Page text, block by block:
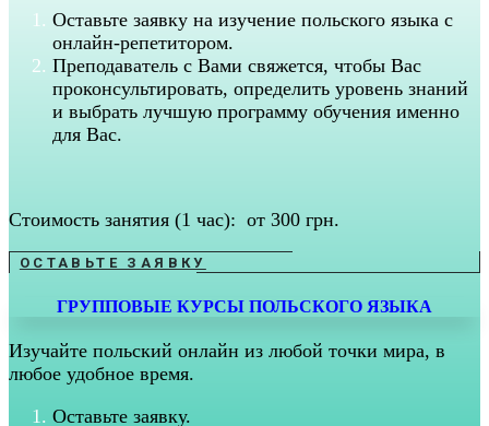
Оставьте заявку на изучение польского языка с
онлайн-репетитором.
Преподаватель с Вами свяжется, чтобы Вас
проконсультировать, определить уровень знаний
и выбрать лучшую программу обучения именно
для Вас.
Стоимость занятия (1 час): от 300 грн.
ОСТАВЬТЕ ЗАЯВКУ
ГРУППОВЫЕ КУРСЫ ПОЛЬСКОГО ЯЗЫКА
Изучайте польский онлайн из любой точки мира, в
любое удобное время.
Оставьте заявку.